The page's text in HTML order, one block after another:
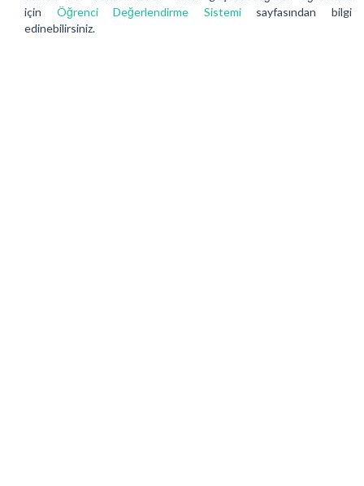
için Öğrenci Değerlendirme Sistemi
sayfasından bilgi
edinebilirsiniz.